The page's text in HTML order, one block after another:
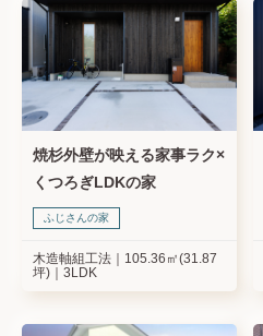
焼杉外壁が映える家事ラク×
くつろぎLDKの家
ふじさんの家
木造軸組工法
105.36㎡(31.87
坪)
3LDK